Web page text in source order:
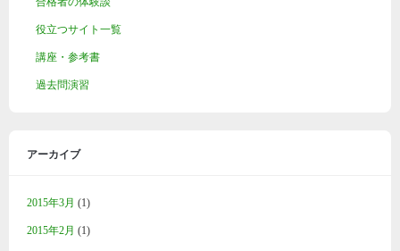
役立つサイト一覧
講座・参考書
過去問演習
アーカイブ
2015年3月 (1)
2015年2月 (1)